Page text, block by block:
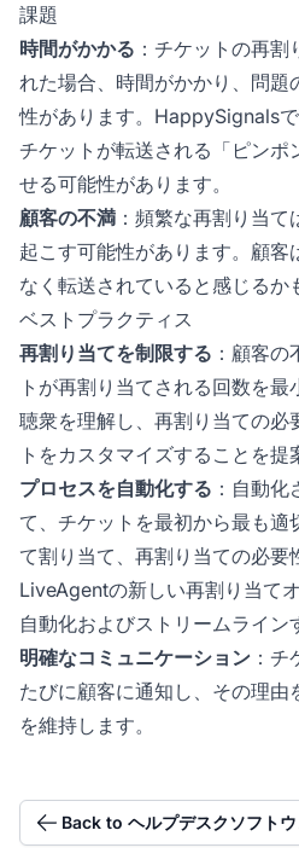
課題
時間がかかる ：チケットの再
れた場合、時間がかかり、問
性があります。HappySignalsで
チケットが転送される「ピンポ
せる可能性があります。
顧客の不満 ：頻繁な再割り当
起こす可能性があります。顧客
なく転送されていると感じるか
ベストプラクティス
再割り当てを制限する ：顧客
トが再割り当てされる回数を最
聴衆を理解し、再割り当ての必
トをカスタマイズすることを提
プロセスを自動化する ：自動
て、チケットを最初から最も適
て割り当て、再割り当ての必要
LiveAgentの新しい再割り当て
自動化およびストリームライン
明確なコミュニケーション ：
たびに顧客に通知し、その理
を維持します。
Back to ヘルプデスクソフト